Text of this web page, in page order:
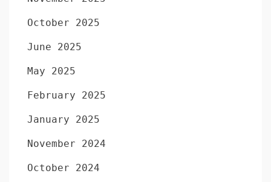
October 2025
June 2025
May 2025
February 2025
January 2025
November 2024
October 2024